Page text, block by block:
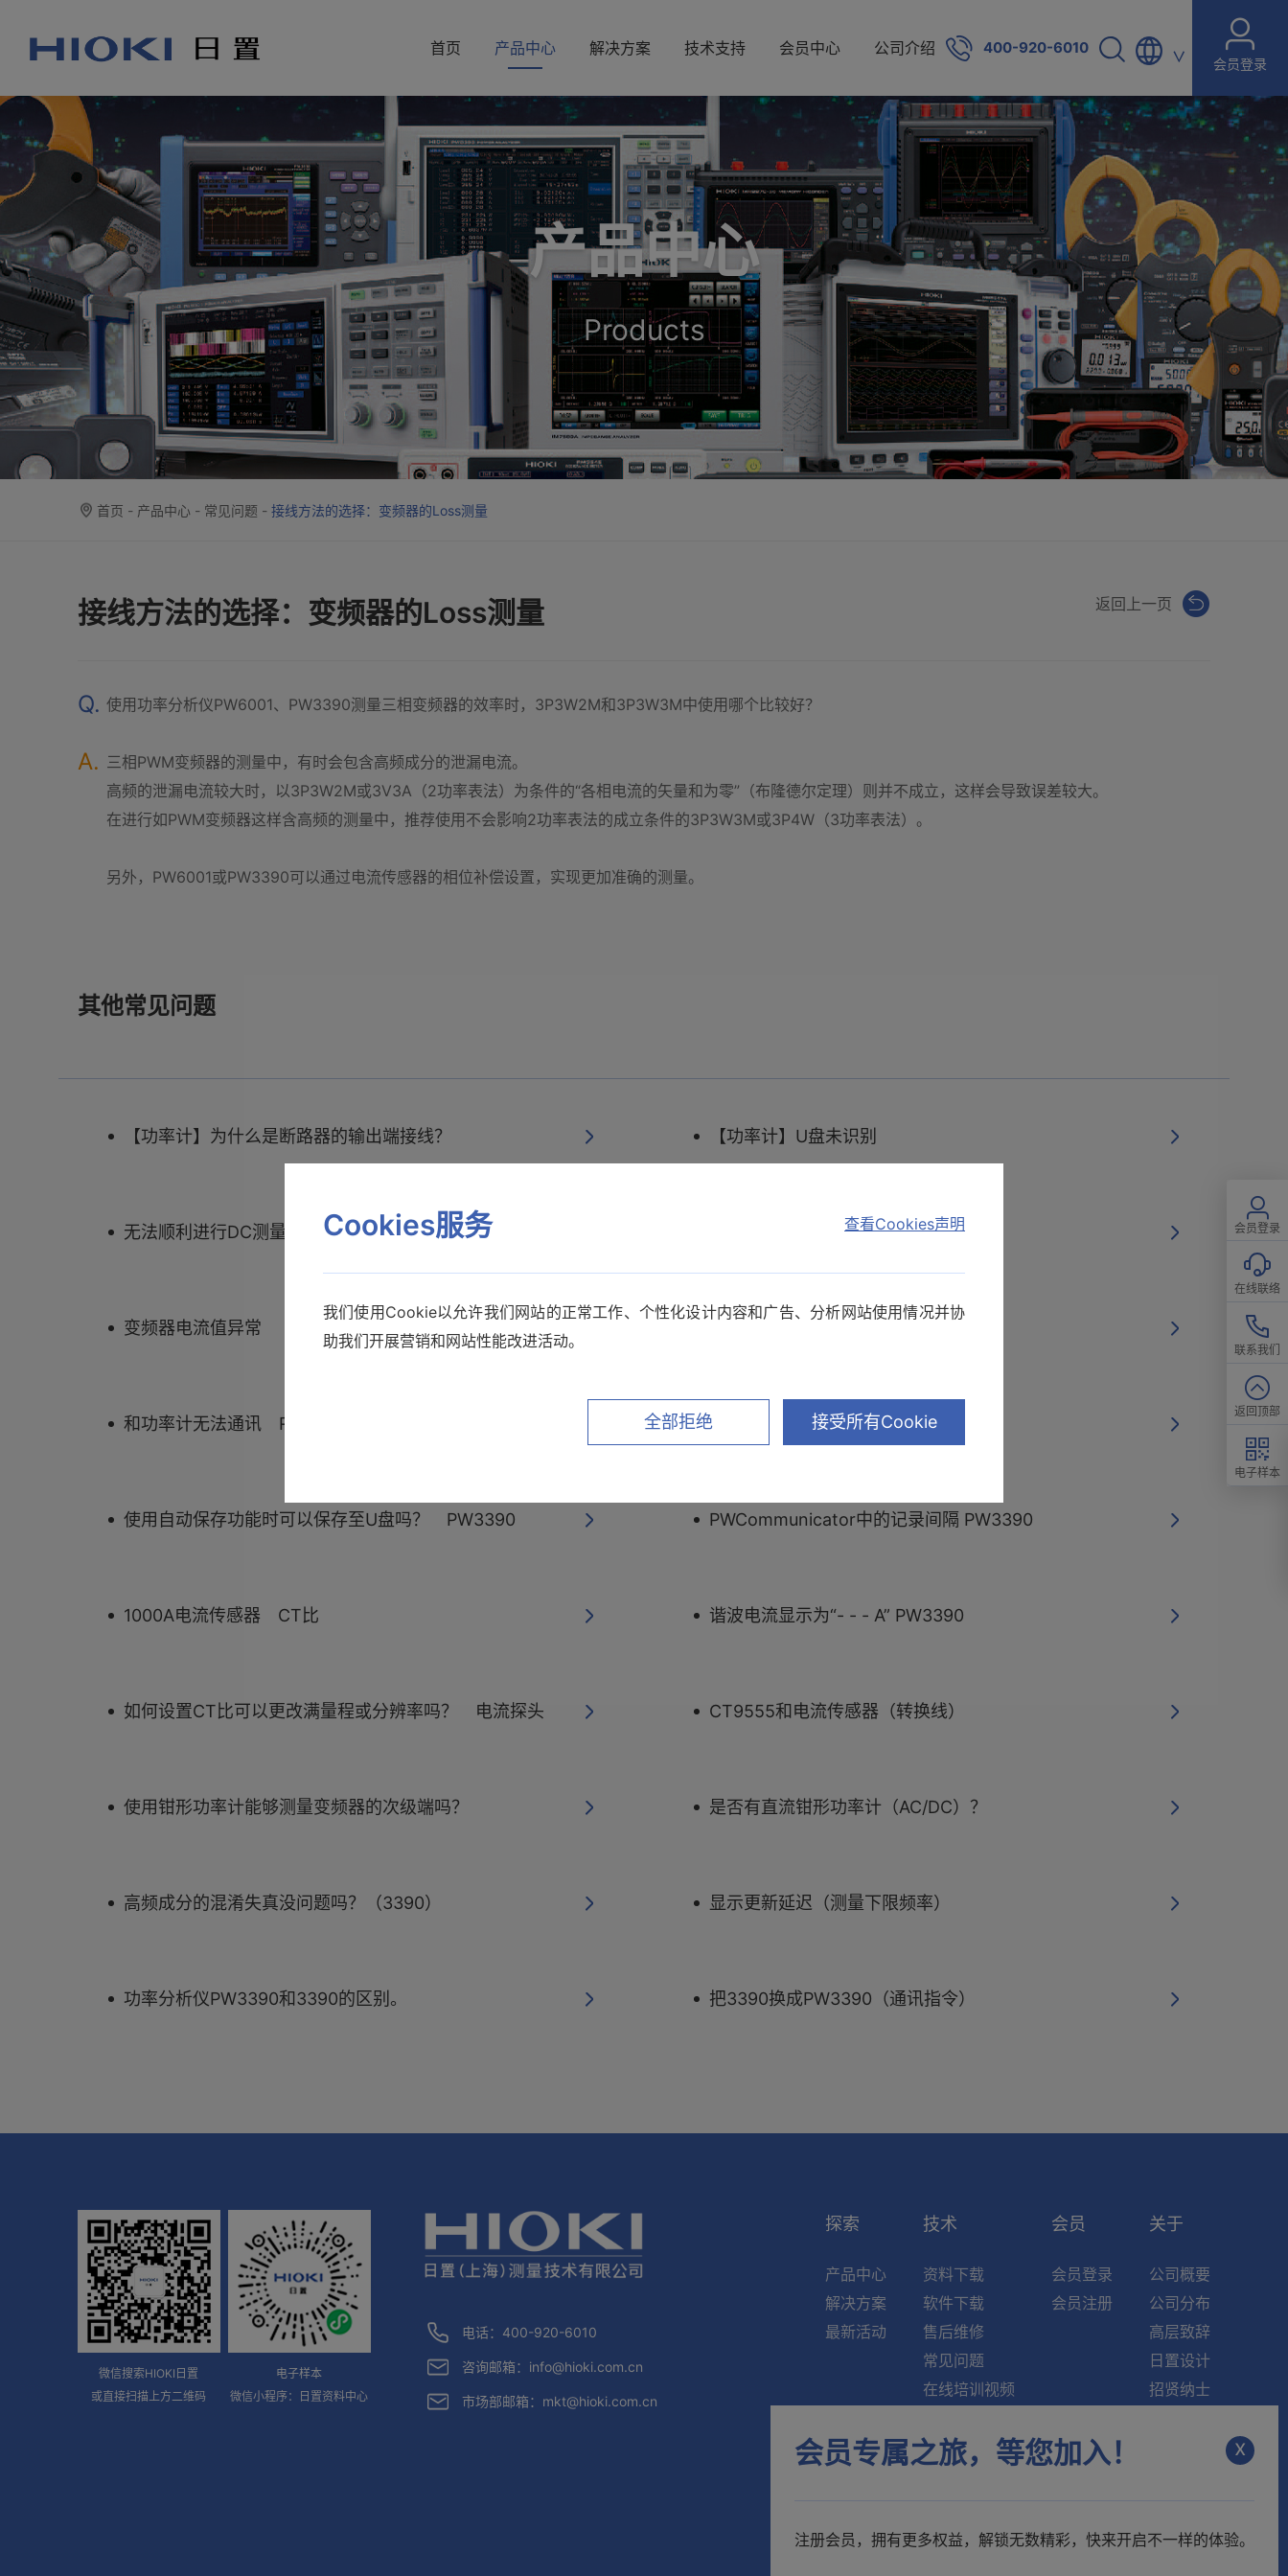
首页 产品中心 解决方案 技术支持 会员中心 公司介绍 400-920-6010 ∨ 会员登录
会员专属之旅，等您加入！ x
注册会员，拥有更多权益，解锁无数精彩，快来开启不一样的体验。
产品中心
Products
首页 - 产品中心- 常见问题 - 接线方法的选择：变频器的Loss测量
接线方法的选择：变频器的Loss测量 返回上一页
Q. 使用功率分析仪PW6001、PW3390测量三相变频器的效率时，3P3W2M和3P3W3M中使用哪个比较好？
A. 三相PWM变频器的测量中，有时会包含高频成分的泄漏电流。
高频的泄漏电流较大时，以3P3W2M或3V3A（2功率表法）为条件的“各相电流的矢量和为零”（布隆德尔定理）则并不成立，这样会导致误差较大。
在进行如PWM变频器这样含高频的测量中，推荐使用不会影响2功率表法的成立条件的3P3W3M或3P4W（3功率表法）。
另外，PW6001或PW3390可以通过电流传感器的相位补偿设置，实现更加准确的测量。
其他常见问题
【功率计】为什么是断路器的输出端接线？ 【功率计】U盘未识别
无法顺利进行DC测量 PW3390 CT6841和CT6841A的区别
变频器电流值异常
和功率计无法通讯 RS-232C、LAN 关于高次谐波 PQ3198
使用自动保存功能时可以保存至U盘吗？ PW3390 PWCommunicator中的记录间隔 PW3390
1000A电流传感器 CT比 谐波电流显示为“- - - A” PW3390
如何设置CT比可以更改满量程或分辨率吗？ 电流探头 CT9555和电流传感器（转换线）
使用钳形功率计能够测量变频器的次级端吗？ 是否有直流钳形功率计（AC/DC）？
高频成分的混淆失真没问题吗？（3390） 显示更新延迟（测量下限频率）
功率分析仪PW3390和3390的区别。 把3390换成PW3390（通讯指令）
微信搜索HIOKI日置
或直接扫描上方二维码
电子样本
微信小程序：日置资料中心
电话：400-920-6010
咨询邮箱： info@hioki.com.cn
市场部邮箱： mkt@hioki.com.cn
探索
产品中心
解决方案
最新活动
技术
资料下载
软件下载
售后维修
常见问题
在线培训视频
维修中心
会员
会员登录
会员注册
关于
公司概要
公司分布
高层致辞
日置设计
招贤纳士
会员登录
在线联络
联系我们
返回顶部
电子样本
Cookies服务 查看Cookies声明
我们使用Cookie以允许我们网站的正常工作、个性化设计内容和广告、分析网站使用情况并协
助我们开展营销和网站性能改进活动。
全部拒绝 接受所有Cookie